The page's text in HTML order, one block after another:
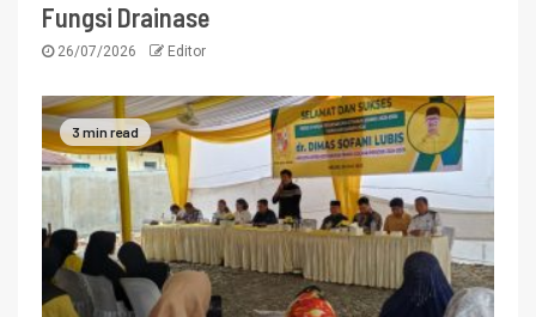
Fungsi Drainase
26/07/2026 Editor
3 min read